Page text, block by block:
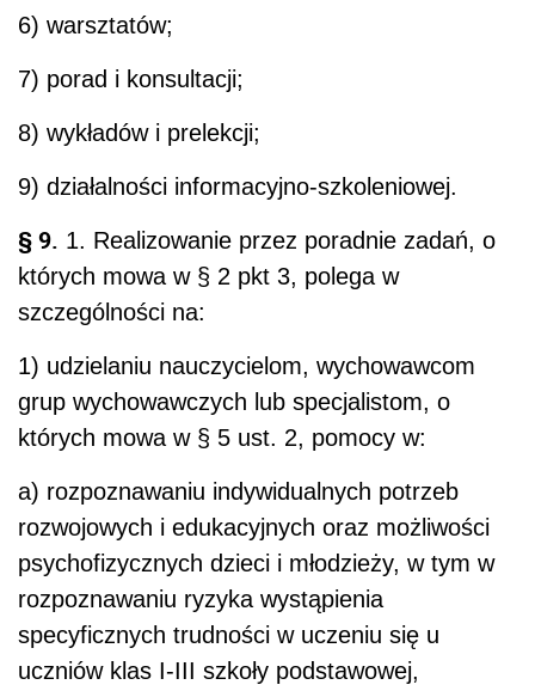
6) warsztatów;
7) porad i konsultacji;
8) wykładów i prelekcji;
9) działalności informacyjno-szkoleniowej.
§ 9. 1. Realizowanie przez poradnie zadań, o
których mowa w § 2 pkt 3, polega w
szczególności na:
1) udzielaniu nauczycielom, wychowawcom
grup wychowawczych lub specjalistom, o
których mowa w § 5 ust. 2, pomocy w:
a) rozpoznawaniu indywidualnych potrzeb
rozwojowych i edukacyjnych oraz możliwości
psychofizycznych dzieci i młodzieży, w tym w
rozpoznawaniu ryzyka wystąpienia
specyficznych trudności w uczeniu się u
uczniów klas I-III szkoły podstawowej,